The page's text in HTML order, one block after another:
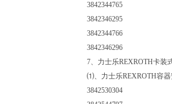
3842344765
3842346295
3842344766
3842346296
7、力士乐REXROTH卡装
⑴、力士乐REXROTH容器
3842530304